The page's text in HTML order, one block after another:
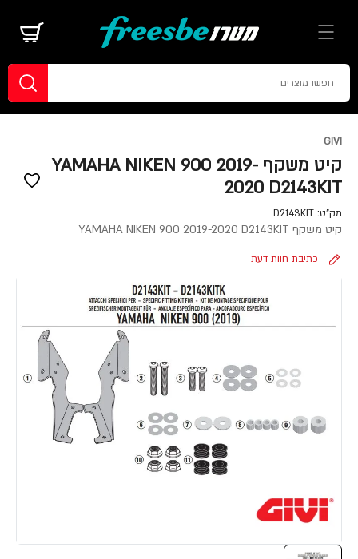
GIVI
קיט משקף YAMAHA NIKEN 900 2019-
2020 D2143KIT
מק"ט: D2143KIT
קיט משקף YAMAHA NIKEN 900 2019-2020 D2143KIT
כתיבת חוות דעת